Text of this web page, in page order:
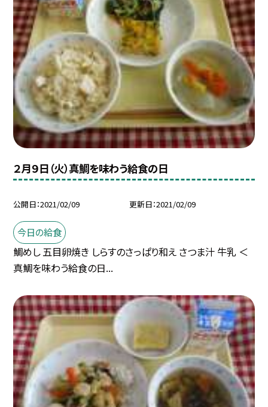
２月９日（火）真鯛を味わう給食の日
公開日 2021/02/09 更新日 2021/02/09
今日の給食
鯛めし 五目卵焼き しらすのさっぱり和え さつま汁 牛乳 ＜
真鯛を味わう給食の日...